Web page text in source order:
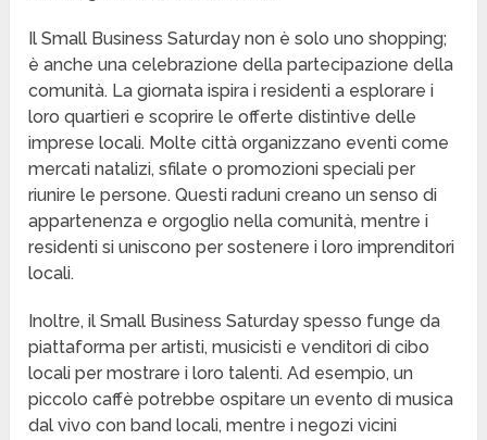
Il Small Business Saturday non è solo uno shopping;
è anche una celebrazione della partecipazione della
comunità. La giornata ispira i residenti a esplorare i
loro quartieri e scoprire le offerte distintive delle
imprese locali. Molte città organizzano eventi come
mercati natalizi, sfilate o promozioni speciali per
riunire le persone. Questi raduni creano un senso di
appartenenza e orgoglio nella comunità, mentre i
residenti si uniscono per sostenere i loro imprenditori
locali.
Inoltre, il Small Business Saturday spesso funge da
piattaforma per artisti, musicisti e venditori di cibo
locali per mostrare i loro talenti. Ad esempio, un
piccolo caffè potrebbe ospitare un evento di musica
dal vivo con band locali, mentre i negozi vicini